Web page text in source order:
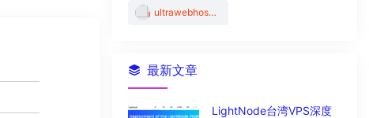
ultrawebhosting
最新文章
LightNode台湾VPS深度